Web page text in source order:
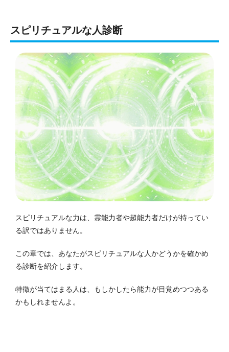
スピリチュアルな人診断
スピリチュアルな力は、霊能力者や超能力者だけが持ってい
る訳ではありません。
この章では、あなたがスピリチュアルな人かどうかを確かめ
る診断を紹介します。
特徴が当てはまる人は、もしかしたら能力が目覚めつつある
かもしれませんよ。